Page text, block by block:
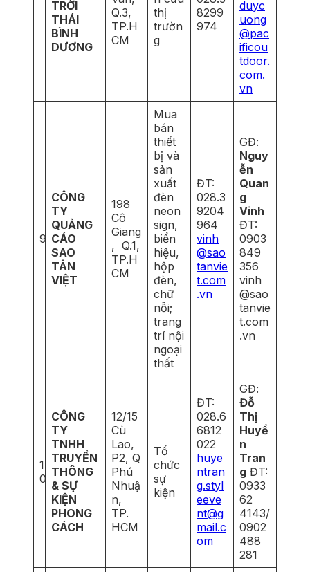
TRỜI
THÁI
BÌNH
DƯƠNG
Q.3,
TP.H
CM
thị
trườn
g
8299
974
duyc
uong
@pac
ificou
tdoor.
com.
vn
9
CÔNG
TY
QUẢNG
CÁO
SAO
TÂN
VIỆT
198
Cô
Giang
, Q.1,
TP.H
CM
Mua
bán
thiết
bị và
sản
xuất
đèn
neon
sign,
biển
hiệu,
hộp
đèn,
chữ
nỗi;
trang
trí nội
ngoại
thất
ĐT:
028.3
9204
964
vinh
@sao
tanvie
t.com
.vn
GĐ:
Nguy
ễn
Quan
g
Vinh
ĐT:
0903
849
356
vinh
@sao
tanvie
t.com
.vn
1
0
CÔNG
TY
TNHH
TRUYỀN
THÔNG
& SỰ
KIỆN
PHONG
CÁCH
12/15
Cù
Lao,
P2, Q
Phú
Nhuậ
n,
TP.
HCM
Tổ
chức
sự
kiện
ĐT:
028.6
6812
022
huye
ntran
g.styl
eeve
nt@g
mail.c
om
GĐ:
Đỗ
Thị
Huyề
n
Tran
g ĐT:
0933
62
4143/
0902
488
281